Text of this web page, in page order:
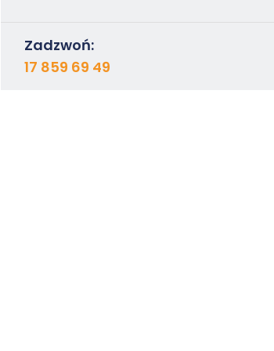
Zadzwoń:
17 859 69 49